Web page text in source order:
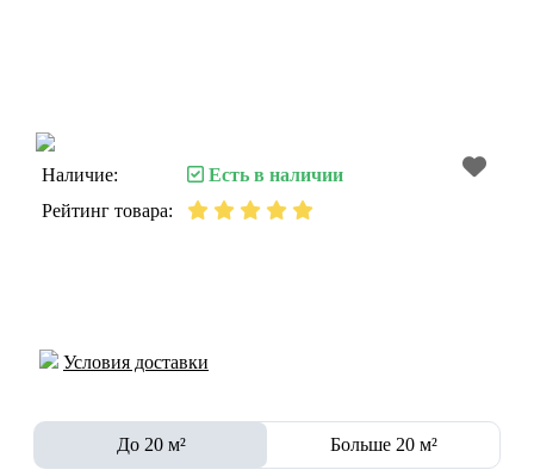
Наличие:
Есть в наличии
Рейтинг товара:
Условия доставки
До 20 м² Больше 20 м²